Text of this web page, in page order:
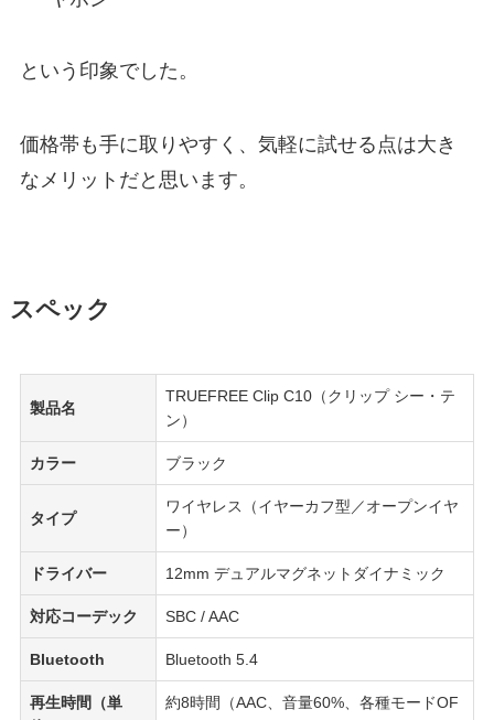
という印象でした。
価格帯も手に取りやすく、気軽に試せる点は大き
なメリットだと思います。
スペック
製品名
TRUEFREE Clip C10（クリップ シー・テ
ン）
カラー ブラック
タイプ
ワイヤレス（イヤーカフ型／オープンイヤ
ー）
ドライバー 12mm デュアルマグネットダイナミック
対応コーデック SBC / AAC
Bluetooth Bluetooth 5.4
再生時間（単
約8時間（AAC、音量60%、各種モードOF